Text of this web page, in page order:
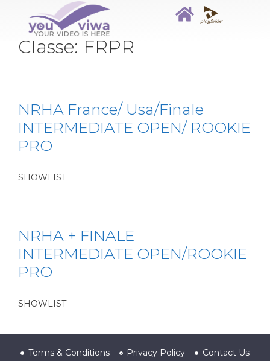
Classe: FRPR
NRHA France/ Usa/Finale
INTERMEDIATE OPEN/ ROOKIE
PRO
SHOWLIST
NRHA + FINALE
INTERMEDIATE OPEN/ROOKIE
PRO
SHOWLIST
Terms & Conditions Privacy Policy Contact Us